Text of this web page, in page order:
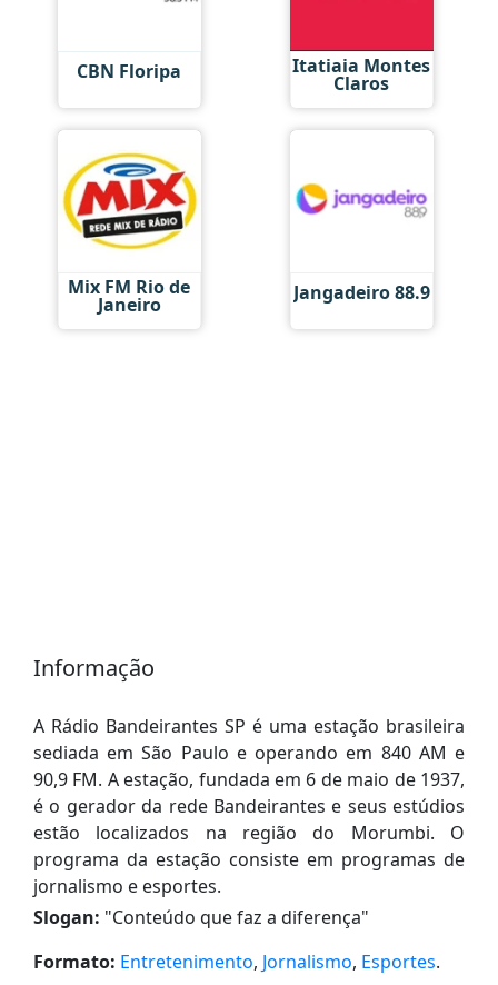
CBN Floripa Itatiaia Montes
Claros
Mix FM Rio de
Janeiro Jangadeiro 88.9
Informação
A Rádio Bandeirantes SP é uma estação brasileira
sediada em São Paulo e operando em 840 AM e
90,9 FM. A estação, fundada em 6 de maio de 1937,
é o gerador da rede Bandeirantes e seus estúdios
estão localizados na região do Morumbi. O
programa da estação consiste em programas de
jornalismo e esportes.
Slogan: "Conteúdo que faz a diferença"
Formato: Entretenimento, Jornalismo, Esportes.